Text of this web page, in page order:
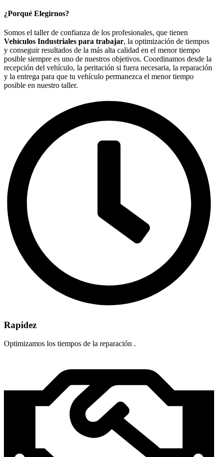
¿Porqué Elegirnos?
Somos el taller de confianza de los profesionales, que tienen
Vehículos Industriales para trabajar, la optimización de tiempos
y conseguir resultados de la más alta calidad en el menor tiempo
posible siempre es uno de nuestros objetivos. Coordinamos desde la
recepción del vehículo, la peritación si fuera necesaria, la reparación
y la entrega para que tu vehículo permanezca el menor tiempo
posible en nuestro taller.
Rapidez
Optimizamos los tiempos de la reparación .